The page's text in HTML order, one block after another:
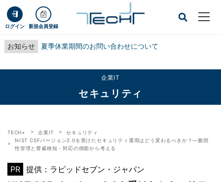
ログイン 新規会員登録
お知らせ 夏季休業期間のお問い合わせについて
企業IT
セキュリティ
TECH+ 企業IT
セキュリティ
NIST CSFバージョン2.0を受けたセキュリティ運用はどう変わるべきか？―脆弱
性管理と脅威検知・対応の側面から考える
PR 提供：ラピッドセブン・ジャパン